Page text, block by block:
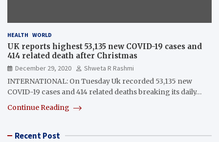
HEALTH WORLD
UK reports highest 53,135 new COVID-19 cases and
414 related death after Christmas
December 29, 2020
Shweta R Rashmi
INTERNATIONAL: On Tuesday Uk recorded 53,135 new
COVID-19 cases and 414 related deaths breaking its daily…
Continue Reading
Recent Post